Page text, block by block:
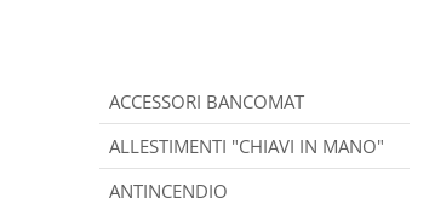
ACCESSORI BANCOMAT
ALLESTIMENTI "CHIAVI IN MANO"
ANTINCENDIO